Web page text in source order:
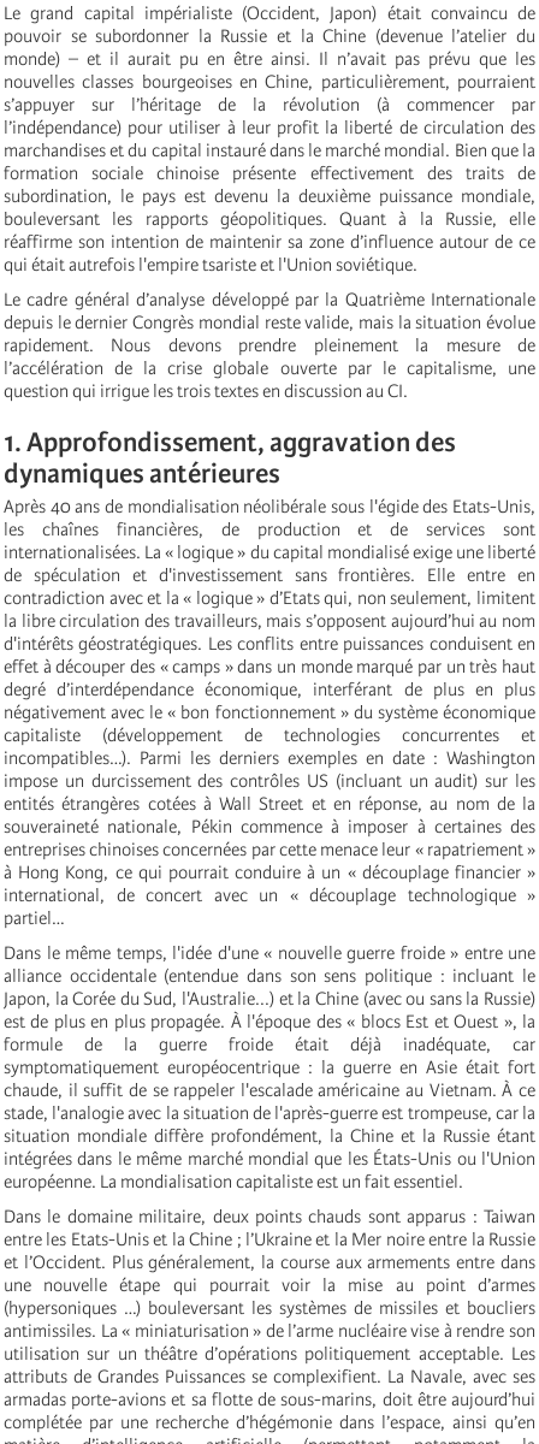
Le grand capital impérialiste (Occident, Japon) était convaincu de
pouvoir se subordonner la Russie et la Chine (devenue l’atelier du
monde) – et il aurait pu en être ainsi. Il n’avait pas prévu que les
nouvelles classes bourgeoises en Chine, particulièrement, pourraient
s’appuyer sur l’héritage de la révolution (à commencer par
l’indépendance) pour utiliser à leur profit la liberté de circulation des
marchandises et du capital instauré dans le marché mondial. Bien que la
formation sociale chinoise présente effectivement des traits de
subordination, le pays est devenu la deuxième puissance mondiale,
bouleversant les rapports géopolitiques. Quant à la Russie, elle
réaffirme son intention de maintenir sa zone d’influence autour de ce
qui était autrefois l'empire tsariste et l'Union soviétique.
Le cadre général d’analyse développé par la Quatrième Internationale
depuis le dernier Congrès mondial reste valide, mais la situation évolue
rapidement. Nous devons prendre pleinement la mesure de
l’accélération de la crise globale ouverte par le capitalisme, une
question qui irrigue les trois textes en discussion au CI.
1. Approfondissement, aggravation des
dynamiques antérieures
Après 40 ans de mondialisation néolibérale sous l'égide des Etats-Unis,
les chaînes financières, de production et de services sont
internationalisées. La « logique » du capital mondialisé exige une liberté
de spéculation et d'investissement sans frontières. Elle entre en
contradiction avec et la « logique » d’Etats qui, non seulement, limitent
la libre circulation des travailleurs, mais s’opposent aujourd’hui au nom
d'intérêts géostratégiques. Les conflits entre puissances conduisent en
effet à découper des « camps » dans un monde marqué par un très haut
degré d’interdépendance économique, interférant de plus en plus
négativement avec le « bon fonctionnement » du système économique
capitaliste (développement de technologies concurrentes et
incompatibles…). Parmi les derniers exemples en date : Washington
impose un durcissement des contrôles US (incluant un audit) sur les
entités étrangères cotées à Wall Street et en réponse, au nom de la
souveraineté nationale, Pékin commence à imposer à certaines des
entreprises chinoises concernées par cette menace leur « rapatriement »
à Hong Kong, ce qui pourrait conduire à un « découplage financier »
international, de concert avec un « découplage technologique »
partiel…
Dans le même temps, l'idée d'une « nouvelle guerre froide » entre une
alliance occidentale (entendue dans son sens politique : incluant le
Japon, la Corée du Sud, l'Australie...) et la Chine (avec ou sans la Russie)
est de plus en plus propagée. À l'époque des « blocs Est et Ouest », la
formule de la guerre froide était déjà inadéquate, car
symptomatiquement européocentrique : la guerre en Asie était fort
chaude, il suffit de se rappeler l'escalade américaine au Vietnam. À ce
stade, l'analogie avec la situation de l'après-guerre est trompeuse, car la
situation mondiale diffère profondément, la Chine et la Russie étant
intégrées dans le même marché mondial que les États-Unis ou l'Union
européenne. La mondialisation capitaliste est un fait essentiel.
Dans le domaine militaire, deux points chauds sont apparus : Taiwan
entre les Etats-Unis et la Chine ; l’Ukraine et la Mer noire entre la Russie
et l’Occident. Plus généralement, la course aux armements entre dans
une nouvelle étape qui pourrait voir la mise au point d’armes
(hypersoniques …) bouleversant les systèmes de missiles et boucliers
antimissiles. La « miniaturisation » de l’arme nucléaire vise à rendre son
utilisation sur un théâtre d’opérations politiquement acceptable. Les
attributs de Grandes Puissances se complexifient. La Navale, avec ses
armadas porte-avions et sa flotte de sous-marins, doit être aujourd’hui
complétée par une recherche d’hégémonie dans l’espace, ainsi qu’en